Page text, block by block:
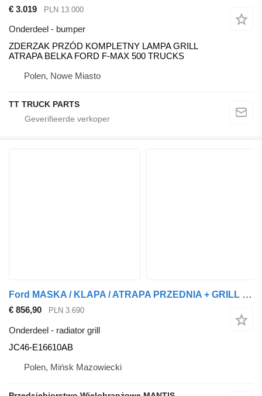
€ 3.019 PLN 13.000
Onderdeel - bumper
ZDERZAK PRZÓD KOMPLETNY LAMPA GRILL
ATRAPA BELKA FORD F-MAX 500 TRUCKS
Polen, Nowe Miasto
TT TRUCK PARTS
Ford MASKA / KLAPA / ATRAPA PRZEDNIA + GRILL F-MAX 500 EURO6 JC46-E16610AB radiator grill voor Ford F-MAX 500 EURO6 trekker
€ 856,90 PLN 3.690
Onderdeel - radiator grill
JC46-E16610AB
Polen, Mińsk Mazowiecki